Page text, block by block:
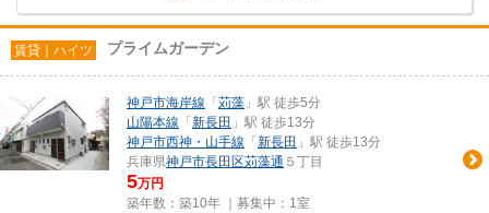
賃貸｜ハイツ プライムガーデン
神戸市海岸線 「 苅藻 」駅 徒歩5分
山陽本線 「 新長田 」駅 徒歩13分
神戸市西神・山手線 「 新長田 」駅 徒歩13分
兵庫県神戸市長田区苅藻通 ５丁目
5万円
築年数：築10年 ｜募集中： 1室